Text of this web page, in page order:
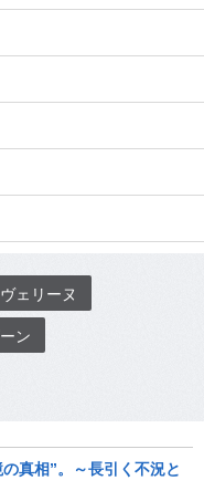
ェリーヌ
ン
真相”。～長引く不況と